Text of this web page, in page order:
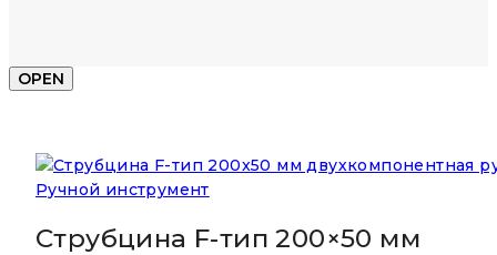
OPEN
Ручной инструмент
Струбцина F-тип 200×50 мм